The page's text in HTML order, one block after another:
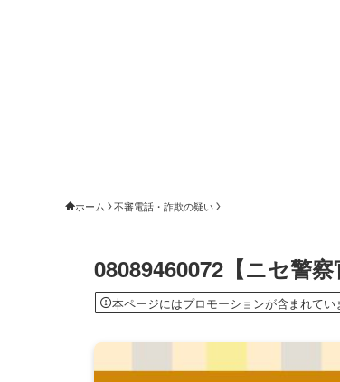
ホーム 不審電話・詐欺の疑い
08089460072【ニセ警
本ページにはプロモーションが含まれてい